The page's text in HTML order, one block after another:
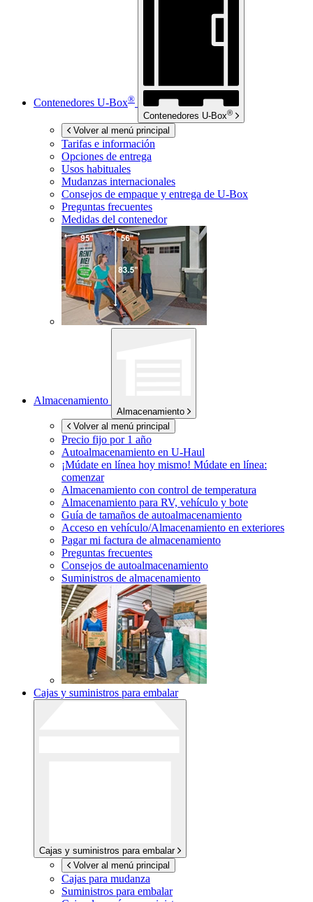
Contenedores U-Box®
Contenedores U-Box®
Volver al menú principal
Tarifas e información
Opciones de entrega
Usos habituales
Mudanzas internacionales
Consejos de empaque y entrega de U-Box
Preguntas frecuentes
Medidas del contenedor
Almacenamiento
Almacenamiento
Volver al menú principal
Precio fijo por 1 año
Autoalmacenamiento en U-Haul
¡Múdate en línea hoy mismo! Múdate en línea:
comenzar
Almacenamiento con control de temperatura
Almacenamiento para RV, vehículo y bote
Guía de tamaños de autoalmacenamiento
Acceso en vehículo/Almacenamiento en exteriores
Pagar mi factura de almacenamiento
Preguntas frecuentes
Consejos de autoalmacenamiento
Suministros de almacenamiento
Cajas y suministros para embalar
Cajas y suministros para embalar
Volver al menú principal
Cajas para mudanza
Suministros para embalar